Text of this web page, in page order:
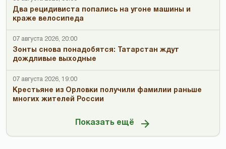
Два рецидивиста попались на угоне машины и
краже велосипеда
07 августа 2026, 20:00
Зонты снова понадобятся: Татарстан ждут
дождливые выходные
07 августа 2026, 19:00
Крестьяне из Орловки получили фамилии раньше
многих жителей России
Показать ещё